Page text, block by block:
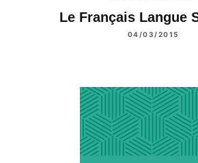
Le Français Langue
04/03/2015